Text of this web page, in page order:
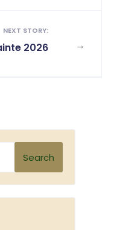
→
NEXT STORY:
2026
Search